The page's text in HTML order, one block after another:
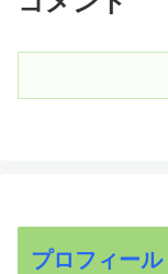
プロフィール